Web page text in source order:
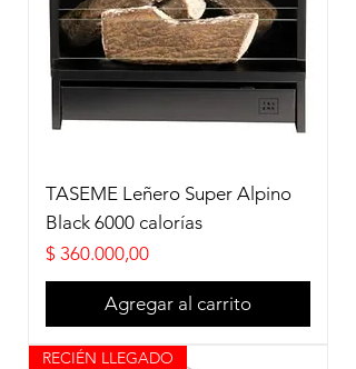
TASEME Leñero Super Alpino
Black 6000 calorías
Precio
$ 360.000,00
Agregar al carrito
RECIÉN LLEGADO